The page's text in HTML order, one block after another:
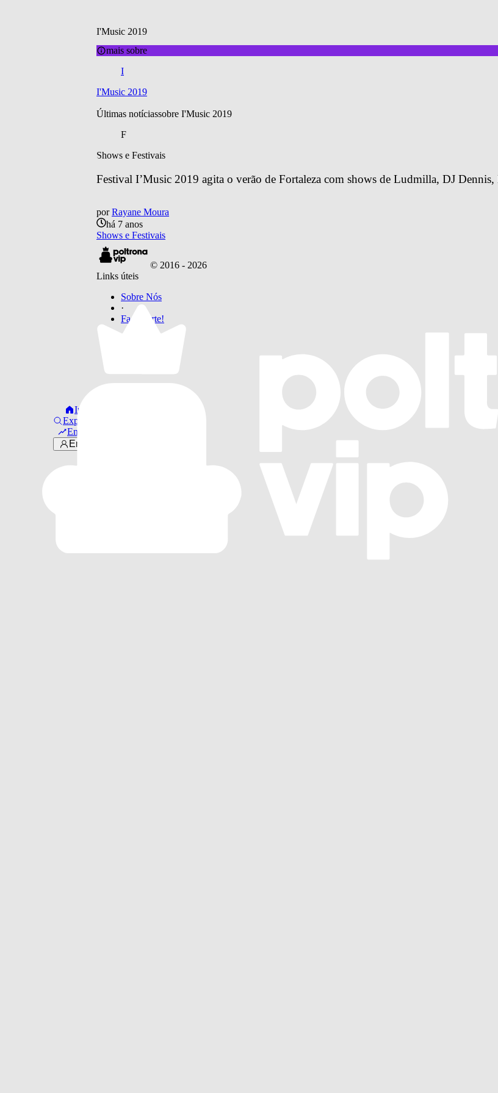
Início
Explorar
Em alta
Entrar
I'Music 2019
mais sobre
I
I'Music 2019
Últimas notíciassobre I'Music 2019
F
Shows e Festivais
Festival I’Music 2019 agita o verão de Fortaleza com shows de Ludmilla, DJ
por Rayane Moura
há 7 anos
Shows e Festivais
© 2016 - 2026
Links úteis
Sobre Nós
·
Faça Parte!